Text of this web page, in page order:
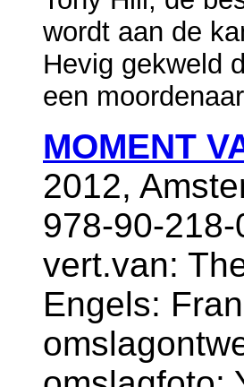
wordt aan de
Hevig gekweld
een
MOMENT
2012,
978-90-
vert.van:
Engels: